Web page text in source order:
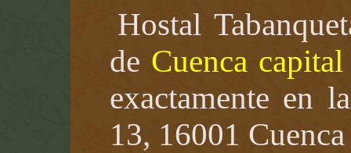
Hostal
de Cuenca capital
exactamente en
13, 16001